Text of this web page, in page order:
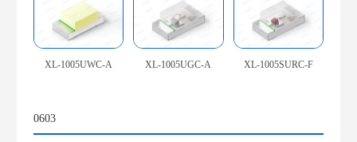
XL-1005UWC-A XL-1005UGC-A XL-1005SURC-F
0603